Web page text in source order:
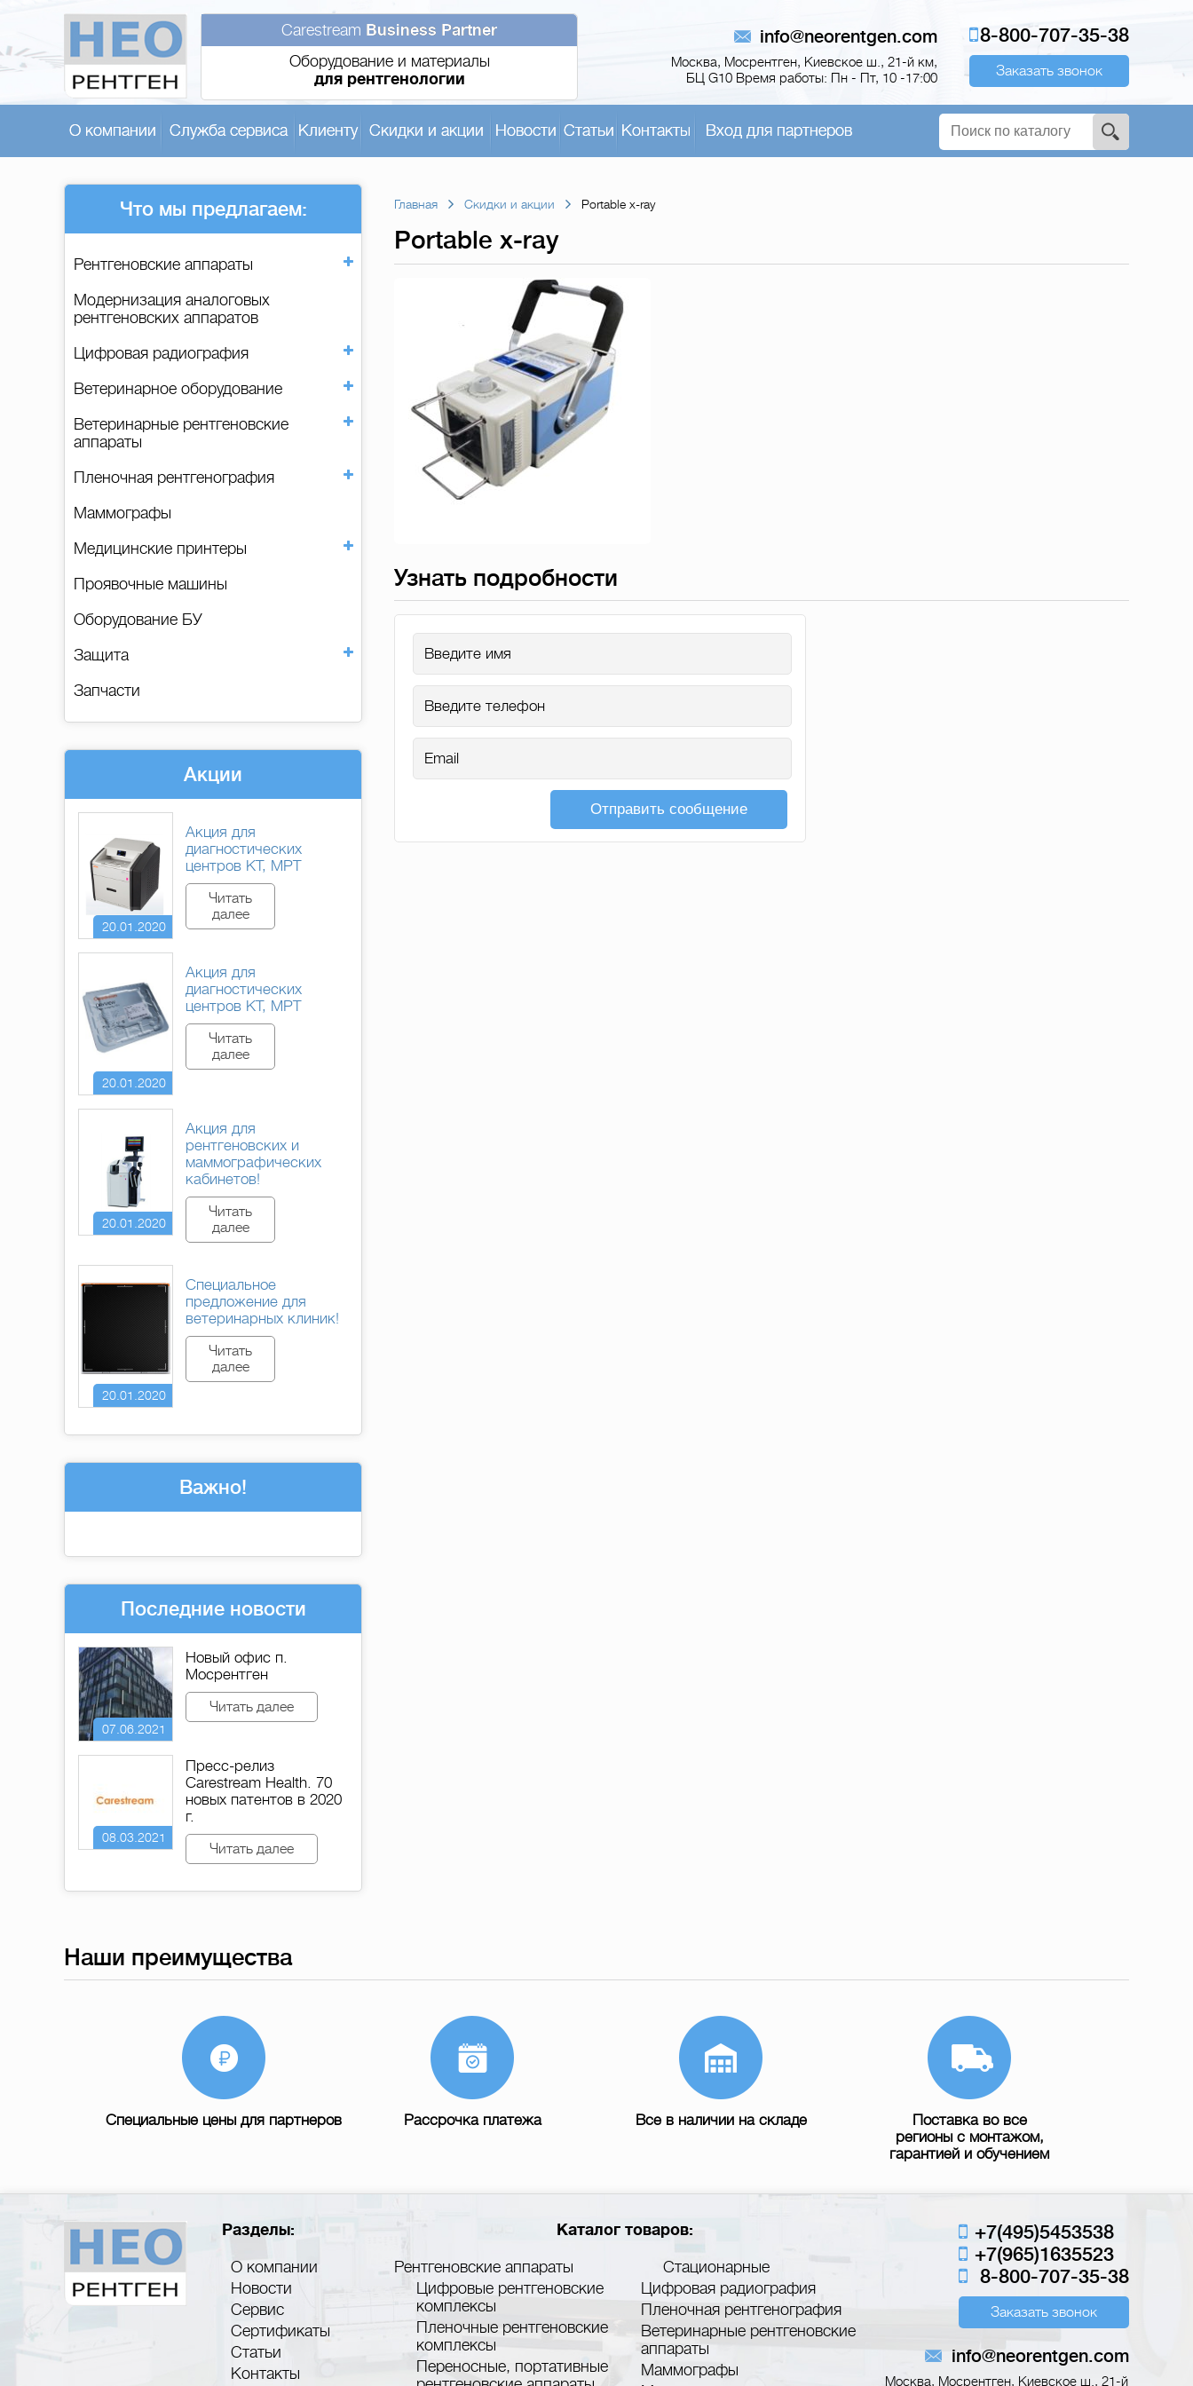
Carestream Business Partner
Оборудование и материалы
для рентгенологии
info@neorentgen.com
Москва, Мосрентген, Киевское ш., 21-й км,
БЦ G10 Время работы: Пн - Пт, 10 -17:00
8-800-707-35-38
Заказать звонок
О компании Служба сервиса Клиенту Скидки и акции Новости Статьи Контакты Вход для партнеров
Что мы предлагаем:
Рентгеновские аппараты
Модернизация аналоговых
рентгеновских аппаратов
Цифровая радиография
Ветеринарное оборудование
Ветеринарные рентгеновские
аппараты
Пленочная рентгенография
Маммографы
Медицинские принтеры
Проявочные машины
Оборудование БУ
Защита
Запчасти
Акции
20.01.2020
Акция для
диагностических
центров КТ, МРТ
Читать
далее
20.01.2020
Акция для
диагностических
центров КТ, МРТ
Читать
далее
20.01.2020
Акция для
рентгеновских и
маммографических
кабинетов!
Читать
далее
20.01.2020
Специальное
предложение для
ветеринарных клиник!
Читать
далее
Важно!
Последние новости
07.06.2021
Новый офис п.
Мосрентген
Читать далее
08.03.2021
Пресс-релиз
Carestream Health. 70
новых патентов в 2020
г.
Читать далее
Главная Скидки и акции Portable x-ray
Portable x-ray
Узнать подробности
Отправить сообщение
Наши преимущества
Специальные цены для партнеров Рассрочка платежа Все в наличии на складе
Поставка во все
регионы с монтажом,
гарантией и обучением
Разделы:
О компании
Новости
Сервис
Сертификаты
Статьи
Контакты
Каталог товаров:
Рентгеновские аппараты
Цифровые рентгеновские
комплексы
Пленочные рентгеновские
комплексы
Переносные, портативные
Стационарные
Цифровая радиография
Пленочная рентгенография
Ветеринарные рентгеновские
аппараты
Маммографы
+7(495)5453538
+7(965)1635523
8-800-707-35-38
Заказать звонок
info@neorentgen.com
Москва, Мосрентген, Киевское ш., 21-й